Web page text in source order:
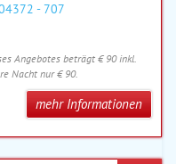
- 707
Angebotes beträgt € 90 inkl.
Nacht nur € 90.
mehr Informationen